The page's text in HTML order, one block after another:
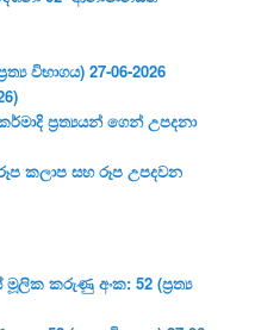
විභාගය) 27-06-2026
ප්‍ර‍ත්‍යයන් ගෙන් උපදනා
කලාප සහ රූප උපදවන
කරුණු අංක: 52 (ප්‍ර‍ත්‍ය